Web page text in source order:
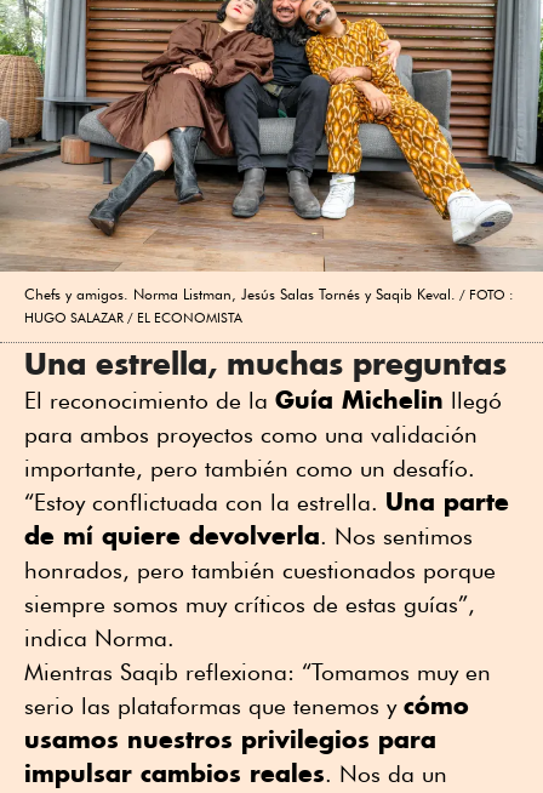
Chefs y amigos. Norma Listman, Jesús Salas Tornés y Saqib Keval.
FOTO :
HUGO SALAZAR / EL ECONOMISTA
Una estrella, muchas preguntas
El reconocimiento de la Guía Michelin llegó
para ambos proyectos como una validación
importante, pero también como un desafío.
“Estoy conflictuada con la estrella. Una parte
de mí quiere devolverla. Nos sentimos
honrados, pero también cuestionados porque
siempre somos muy críticos de estas guías”,
indica Norma.
Mientras Saqib reflexiona: “Tomamos muy en
serio las plataformas que tenemos y cómo
usamos nuestros privilegios para
impulsar cambios reales. Nos da un